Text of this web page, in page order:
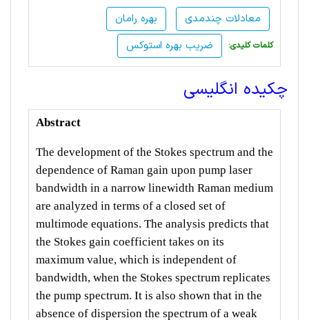
بهره رامان
معادلات چندمدی
ضریب بهره استوکس
:کلمات کلیدی
چکیده انگلیسی
Abstract
The development of the Stokes spectrum and the
dependence of Raman gain upon pump laser
bandwidth in a narrow linewidth Raman medium
are analyzed in terms of a closed set of
multimode equations. The analysis predicts that
the Stokes gain coefficient takes on its
maximum value, which is independent of
bandwidth, when the Stokes spectrum replicates
the pump spectrum. It is also shown that in the
absence of dispersion the spectrum of a weak